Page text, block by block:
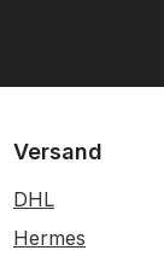
Versand
DHL
Hermes